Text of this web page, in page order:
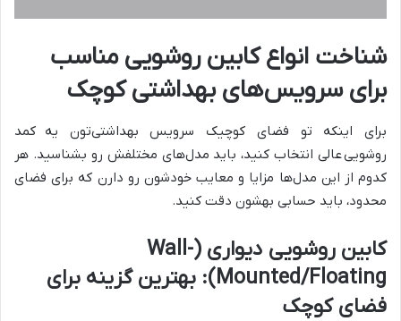
شناخت انواع کابین روشویی مناسب
برای سرویس‌های بهداشتی کوچک
برای اینکه تو فضای کوچیک سرویس بهداشتی‌تون یه کمد
روشوییعالی انتخاب کنید، باید مدل‌های مختلفش رو بشناسید. هر
کدوم از این مدل‌ها مزایا و معایب خودشون رو دارن که برای فضای
محدود، باید حسابی بهشون دقت کنید.
کابین روشویی دیواری (Wall-
Mounted/Floating): بهترین گزینه برای
فضای کوچک